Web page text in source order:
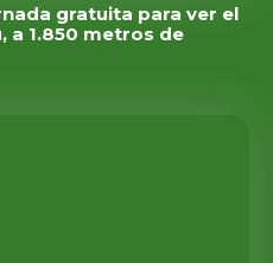
gratuita para ver el
a 1.850 metros de